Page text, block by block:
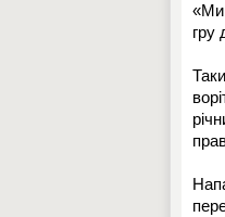
«Ми
гру